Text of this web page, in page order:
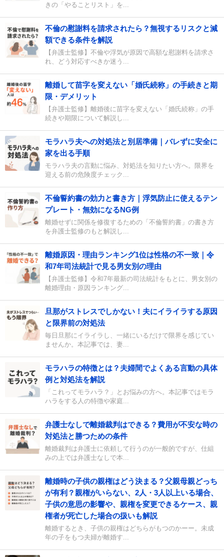
きの「やることリスト」を...
不倫の慰謝料を請求されたら？無視するリスクと減
額できる条件を解説
【弁護士監修】不倫や浮気が原因で高額な慰謝料を請求さ
れ、どう対応すべきか迷う...
離婚して苗字を変えない「婚氏続称」の手続きと期
限・デメリット
【弁護士監修】離婚後に苗字を変えない「婚氏続称」の手
続きや期限について解説し...
モラハラ夫への対処法と別居準備｜バレずに安全に
家を出る手順
モラハラ夫の言動に悩み、対処法を知りたい方へ。限界を
迎える前の危険度チェック...
不倫誓約書の効力と書き方｜浮気防止に使えるテン
プレート・無効になるNG例
離婚せずに関係を修復するための「不倫誓約書」の書き方
を弁護士監修のもと解説し...
離婚原因・理由ランキング1位は性格の不一致｜令
和7年司法統計で見る男女別の理由
【弁護士監修】令和7年最新の司法統計をもとに、男女別の
離婚理由・原因ランキング...
旦那がストレスでしかない！夫にイライラする原因
と限界前の対処法
毎日旦那にイライラし、一緒にいるだけで限界を感じてい
ませんか。本記事では、妻...
モラハラの特徴とは？夫婦間でよくある言動の具体
例と対処法を解説
「これってモラハラ？」とお悩みの方へ。本記事ではモラ
ハラをする人の特徴や家庭...
弁護士なしで離婚裁判はできる？費用が不安な時の
対処法と勝つための条件
離婚裁判は弁護士に依頼して行うのが一般的ですが、仕組
みの上では弁護士なしで本...
離婚時の子供の親権はどう決まる？父親母親どっち
が有利？親権がいらない、2人・3人以上いる場合、
子供の意思の影響や、親権を変更できるケース、親
権者が死亡した場合の扱いも解説
離婚するとき、子供の親権はどちらがもつのかーー。未成
年の子をもつ夫婦が離婚す...